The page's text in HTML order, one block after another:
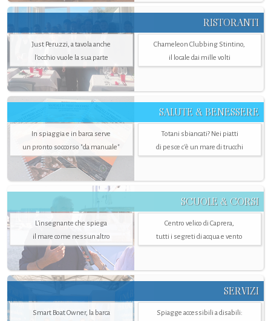
RISTORANTI
Just Peruzzi, a tavola anche
l’occhio vuole la sua parte
Chameleon Clubbing Stintino,
il locale dai mille volti
SALUTE & BENESSERE
In spiaggia e in barca serve
un pronto soccorso "da manuale"
Totani sbiancati? Nei piatti
di pesce c'è un mare di trucchi
SCUOLE & CORSI
L'insegnante che spiega
il mare come nessun altro
Centro velico di Caprera,
tutti i segreti di acqua e vento
SERVIZI
Smart Boat Owner, la barca
Spiagge accessibili a disabili: